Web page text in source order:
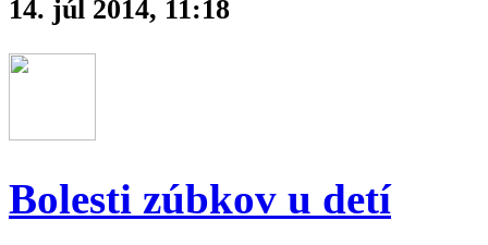
14. júl 2014, 11:18
Bolesti zúbkov u detí